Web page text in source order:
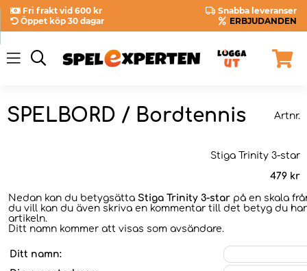
Fri frakt vid 600 kr
Snabba leveranser
Öppet köp 30 dagar
ERBJUDANDEN
SPELBORD / Bordtennis Artnr.
Stiga Trinity 3-star
479 kr
Nedan kan du betygsätta Stiga Trinity 3-star på en skala
du vill kan du även skriva en kommentar till det betyg du
artikeln.
Ditt namn kommer att visas som avsändare.
Ditt namn: